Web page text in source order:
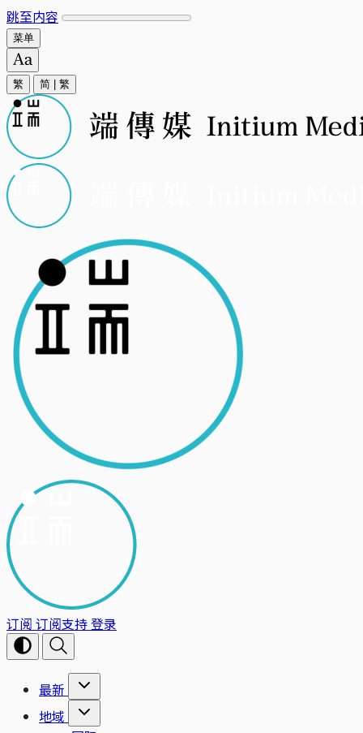
跳至内容
菜单
繁 简 繁
订阅 订阅支持登录
最新
地域